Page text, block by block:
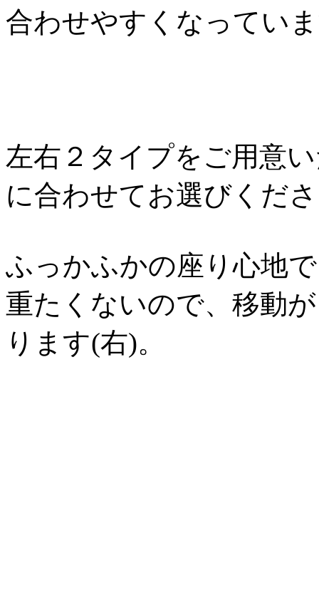
合わせやすくなってい
左右２タイプをご用意
に合わせてお選びくだ
ふっかふかの座り心地
重たくないので、移動
ります(右)。